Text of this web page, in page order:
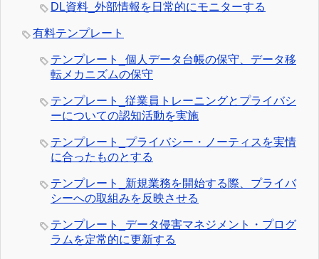
DL資料_外部情報を日常的にモニターする
有料テンプレート
テンプレート_個人データ台帳の保守、データ移
転メカニズムの保守
テンプレート_従業員トレーニングとプライバシ
ーについての認知活動を実施
テンプレート_プライバシー・ノーティスを実情
に合ったものとする
テンプレート_新規業務を開始する際、プライバ
シーへの取組みを反映させる
テンプレート_データ侵害マネジメント・プログ
ラムを定常的に更新する